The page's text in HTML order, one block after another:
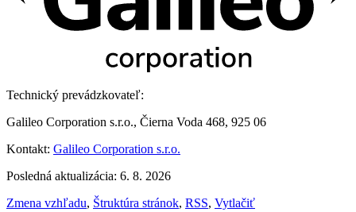
Technický prevádzkovateľ:
Galileo Corporation s.r.o., Čierna Voda 468, 925 06
Kontakt: Galileo Corporation s.r.o.
Posledná aktualizácia: 6. 8. 2026
Zmena vzhľadu, Štruktúra stránok, RSS, Vytlačiť